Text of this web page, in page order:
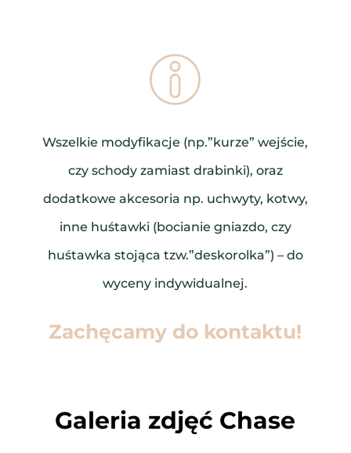
Wszelkie modyfikacje (np.”kurze” wejście,
czy schody zamiast drabinki), oraz
dodatkowe akcesoria np. uchwyty, kotwy,
inne huśtawki (bocianie gniazdo, czy
huśtawka stojąca tzw.”deskorolka”) – do
wyceny indywidualnej.
Zachęcamy do kontaktu!
Galeria zdjęć Chase